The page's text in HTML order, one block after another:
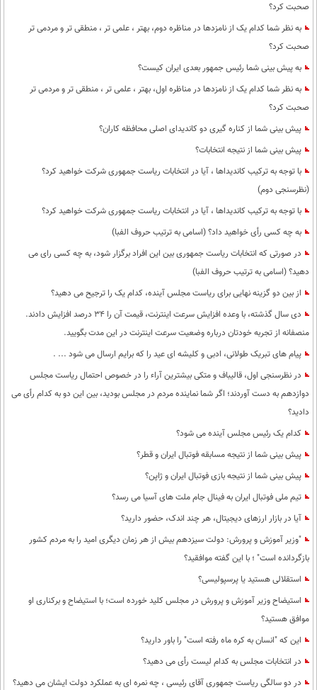
صحبت کرد؟
به نظر شما کدام یک از نامزدها در مناظره دوم، بهتر ، علمی تر ، منطقی تر و مردمی تر
صحبت کرد؟
به پیش بینی شما رئیس جمهور بعدی ایران کیست؟
به نظر شما کدام یک از نامزدها در مناظره اول، بهتر ، علمی تر ، منطقی تر و مردمی تر
صحبت کرد؟
پیش بینی شما از کناره گیری دو کاندیدای اصلی محافظه کاران؟
پیش بینی شما از نتیجه انتخابات؟
با توجه به ترکیب کاندیداها ، آیا در انتخابات ریاست جمهوری شرکت خواهید کرد؟
(نظرسنجی دوم)
با توجه به ترکیب کاندیداها ، آیا در انتخابات ریاست جمهوری شرکت خواهید کرد؟
به چه کسی رأی خواهید داد؟ (اسامی به ترتیب حروف الفبا)
در صورتی که انتخابات ریاست جمهوری بین این افراد برگزار شود، به چه کسی رای می
دهید؟ (اسامی به ترتیب حروف الفبا)
از بین دو گزینه نهایی برای ریاست مجلس آینده، کدام یک را ترجیح می دهید؟
دی سال گذشته، با وعده افزایش سرعت اینترنت، قیمت آن را 34 درصد افزایش دادند.
منصفانه از تجربه خودتان درباره وضعیت سرعت اینترنت در این مدت بگویید.
پیام های تبریک طولانی، ادبی و کلیشه ای عید را که برایم ارسال می شود ... .
در نظرسنجی اول، قالیباف و متکی بیشترین آراء را در خصوص احتمال ریاست مجلس
دوازدهم به دست آوردند؛ اگر شما نماینده مردم در مجلس بودید، بین این دو به کدام رأی می
دادید؟
کدام یک رئیس مجلس آینده می شود؟
پیش بینی شما از نتیجه مسابقه فوتبال ایران و قطر؟
پیش بینی شما از نتیجه بازی فوتبال ایران و ژاپن؟
تیم ملی فوتبال ایران به فینال جام ملت های آسیا می رسد؟
آیا در بازار ارزهای دیجیتال، هر چند اندک، حضور دارید؟
"وزیر آموزش و پرورش: دولت سیزدهم بیش از هر زمان دیگری امید را به مردم کشور
بازگردانده است" ؛ با این گفته موافقید؟
استقلالی هستید یا پرسپولیسی؟
استیضاح وزیر آموزش و پرورش در مجلس کلید خورده است؛ با استیضاح و برکناری او
موافق هستید؟
این که "انسان به کره ماه رفته است" را باور دارید؟
در انتخابات مجلس به کدام لیست رأی می دهید؟
در دو سالگی ریاست جمهوری آقای رئیسی ، چه نمره ای به عملکرد دولت ایشان می دهید؟